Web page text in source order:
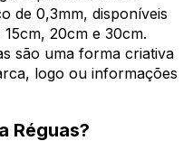
de 0,3mm, disponíveis
20cm e 30cm.
são uma forma criativa
logo ou informações
Réguas?